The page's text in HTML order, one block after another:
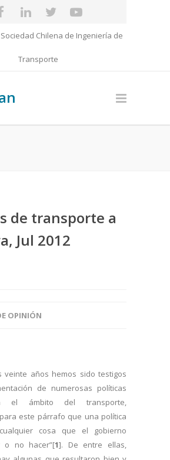
Sociedad Chilena de Ingeniería de
Transporte
de transporte a
Jul 2012
OPINIÓN
veinte años hemos sido testigos
de numerosas políticas
el ámbito del transporte,
este párrafo que una política
cosa que el gobierno
o no hacer”[1]. De entre ellas,